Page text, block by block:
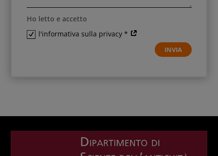
Ho letto e accetto
l'informativa sulla privacy *
INVIA